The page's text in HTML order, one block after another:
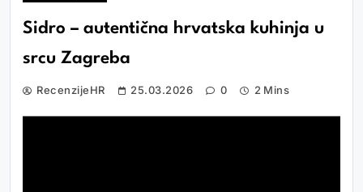
Sidro – autentična hrvatska kuhinja u
srcu Zagreba
RecenzijeHR 25.03.2026 0 2 Mins